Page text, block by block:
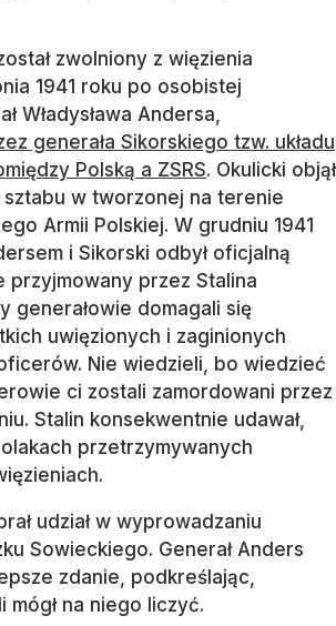
zwolniony z więzienia
1941 roku po osobistej
Władysława Andersa,
generała Sikorskiego tzw. układu
Polską a ZSRS. Okulicki objął
w tworzonej na terenie
Armii Polskiej. W grudniu 1941
i Sikorski odbył oficjalną
przyjmowany przez Stalina
generałowie domagali się
uwięzionych i zaginionych
Nie wiedzieli, bo wiedzieć
ci zostali zamordowani przez
Stalin konsekwentnie udawał,
przetrzymywanych
udział w wyprowadzaniu
Sowieckiego. Generał Anders
zdanie, podkreślając,
na niego liczyć.